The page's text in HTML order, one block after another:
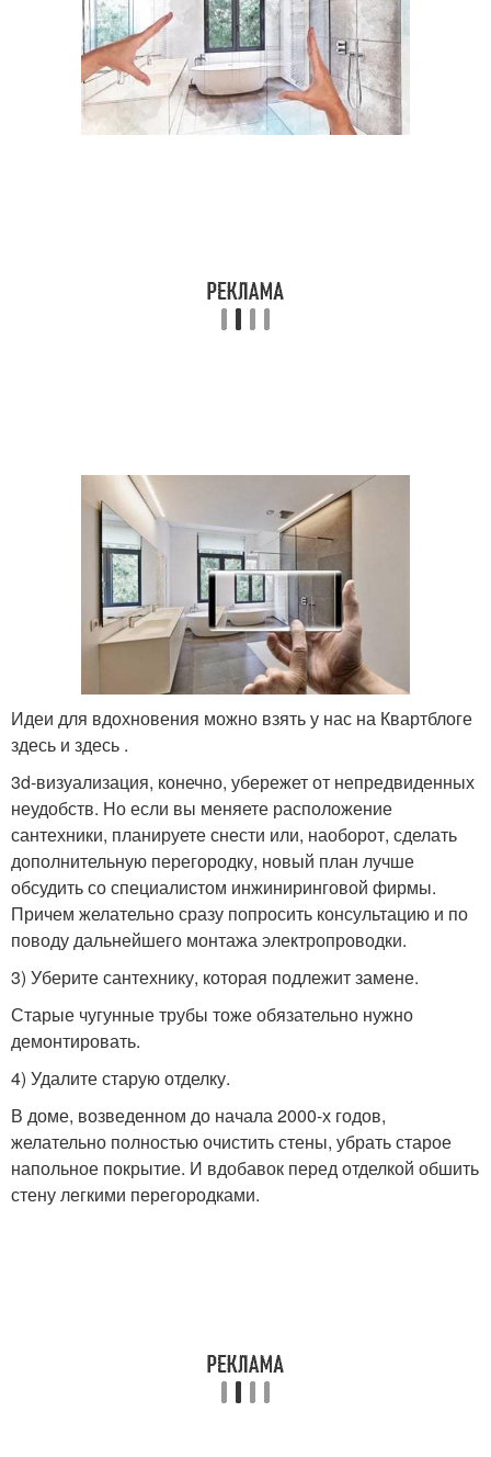
Идеи для вдохновения можно взять у нас на Квартблоге
здесь и здесь .
3d-визуализация, конечно, убережет от непредвиденных
неудобств. Но если вы меняете расположение
сантехники, планируете снести или, наоборот, сделать
дополнительную перегородку, новый план лучше
обсудить со специалистом инжиниринговой фирмы.
Причем желательно сразу попросить консультацию и по
поводу дальнейшего монтажа электропроводки.
3) Уберите сантехнику, которая подлежит замене.
Старые чугунные трубы тоже обязательно нужно
демонтировать.
4) Удалите старую отделку.
В доме, возведенном до начала 2000-х годов,
желательно полностью очистить стены, убрать старое
напольное покрытие. И вдобавок перед отделкой обшить
стену легкими перегородками.